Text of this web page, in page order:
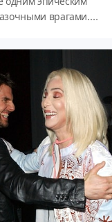
врагами.
фильма,
Антонио
пушистого
первоначально
реструктуризации
2: Девять
Фильм,
переименованный в
то должен
могут дождаться
фанатов (как и
всю необходимую